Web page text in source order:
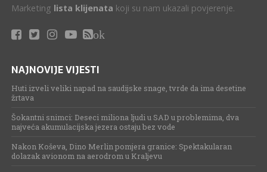
Marketing lista klijenata koji su nam ukazali povjerenje.
ok
NAJNOVIJE VIJESTI
Huti izveli veliki napad na saudijske snage, tvrde da ima desetine
žrtava
Šokantni snimci: Deseci miliona ljudi u SAD u problemima, dva
najveća akumulacijska jezera ostaju bez vode
Nakon Koševa, Dino Merlin pomjera granice: Spektakularan
dolazak avionom na aerodrom u Kraljevu